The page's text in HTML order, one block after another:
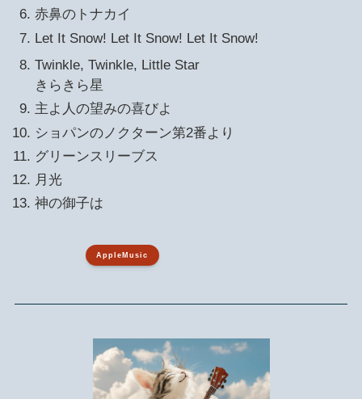
赤鼻のトナカイ
Let It Snow! Let It Snow! Let It Snow!
Twinkle, Twinkle, Little Star
きらきら星
主よ人の望みの喜びよ
ショパンのノクターン第2番より
グリーンスリーブス
月光
神の御子は
AppleMusic